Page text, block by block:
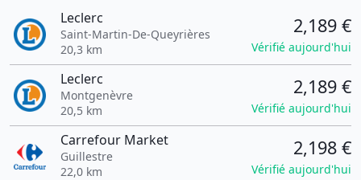
Leclerc
Saint-Martin-De-Queyrières
20,3 km
2,189 €
Vérifié aujourd'hui
Leclerc
Montgenèvre
20,5 km
2,189 €
Vérifié aujourd'hui
Carrefour Market
Guillestre
22,0 km
2,198 €
Vérifié aujourd'hui